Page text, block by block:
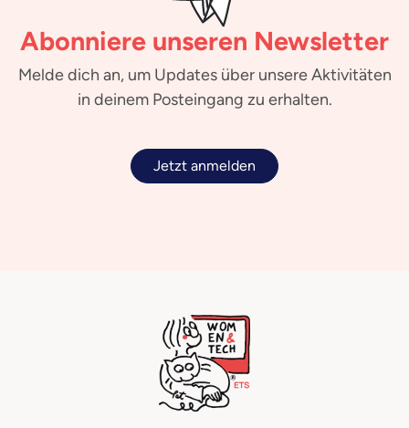
Abonniere unseren Newsletter
Melde dich an, um Updates über unsere Aktivitäten
in deinem Posteingang zu erhalten.
Jetzt anmelden